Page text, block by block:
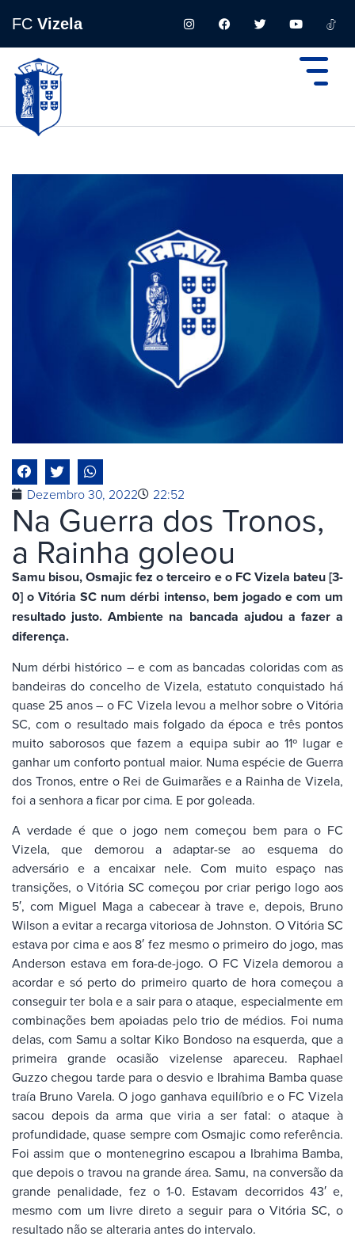
FC Vizela
Dezembro 30, 2022 22:52
Na Guerra dos Tronos,
a Rainha goleou
Samu bisou, Osmajic fez o terceiro e o FC Vizela bateu [3-
0] o Vitória SC num dérbi intenso, bem jogado e com um
resultado justo. Ambiente na bancada ajudou a fazer a
diferença.
Num dérbi histórico – e com as bancadas coloridas com as
bandeiras do concelho de Vizela, estatuto conquistado há
quase 25 anos – o FC Vizela levou a melhor sobre o Vitória
SC, com o resultado mais folgado da época e três pontos
muito saborosos que fazem a equipa subir ao 11º lugar e
ganhar um conforto pontual maior. Numa espécie de Guerra
dos Tronos, entre o Rei de Guimarães e a Rainha de Vizela,
foi a senhora a ficar por cima. E por goleada.
A verdade é que o jogo nem começou bem para o FC
Vizela, que demorou a adaptar-se ao esquema do
adversário e a encaixar nele. Com muito espaço nas
transições, o Vitória SC começou por criar perigo logo aos
5′, com Miguel Maga a cabecear à trave e, depois, Bruno
Wilson a evitar a recarga vitoriosa de Johnston. O Vitória SC
estava por cima e aos 8′ fez mesmo o primeiro do jogo, mas
Anderson estava em fora-de-jogo. O FC Vizela demorou a
acordar e só perto do primeiro quarto de hora começou a
conseguir ter bola e a sair para o ataque, especialmente em
combinações bem apoiadas pelo trio de médios. Foi numa
delas, com Samu a soltar Kiko Bondoso na esquerda, que a
primeira grande ocasião vizelense apareceu. Raphael
Guzzo chegou tarde para o desvio e Ibrahima Bamba quase
traía Bruno Varela. O jogo ganhava equilíbrio e o FC Vizela
sacou depois da arma que viria a ser fatal: o ataque à
profundidade, quase sempre com Osmajic como referência.
Foi assim que o montenegrino escapou a Ibrahima Bamba,
que depois o travou na grande área. Samu, na conversão da
grande penalidade, fez o 1-0. Estavam decorridos 43′ e,
mesmo com um livre direto a seguir para o Vitória SC, o
resultado não se alteraria antes do intervalo.